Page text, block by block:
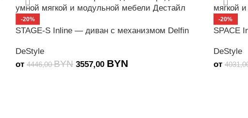
-20%
STAGE-S Inline — диван с механизмом Delfin
DeStyle
от4446,00BYN 3557,00 BYN
-20%
SPACE
DeStyle
от